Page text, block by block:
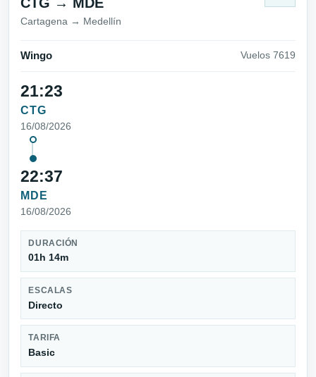
Cartagena → Medellín
Wingo Vuelos 7619
21:23
CTG
16/08/2026
22:37
MDE
16/08/2026
DURACIÓN
01h 14m
ESCALAS
Directo
TARIFA
Basic